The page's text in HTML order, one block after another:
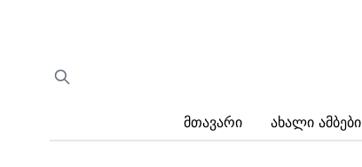
Მთავარი Ახალი Ამბები